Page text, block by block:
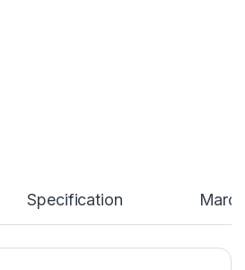
Specification Marca